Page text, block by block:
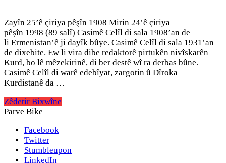
Zayîn 25’ê çiriya pêşîn 1908 Mirin 24’ê çiriya
pêşîn 1998 (89 salî) Casimê Celîl di sala 1908’an de
li Ermenistan’ê ji dayîk bûye. Casimê Celîl di sala 1931’an
de dixebite. Ew li vira dibe redaktorê pirtukên nivîskarên
Kurd, bo lê mêzekirinê, di ber destê wî ra derbas bûne.
Casimê Celîl di warê edebîyat, zargotin û Dîroka
Kurdistanê da …
Zêdetir Bixwîne
Parve Bike
Facebook
Twitter
Stumbleupon
LinkedIn